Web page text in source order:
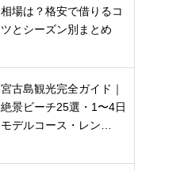
相場は？格安で借りるコ
ツとシーズン別まとめ
宮古島観光完全ガイド｜
絶景ビーチ25選・1〜4日
モデルコース・レン…